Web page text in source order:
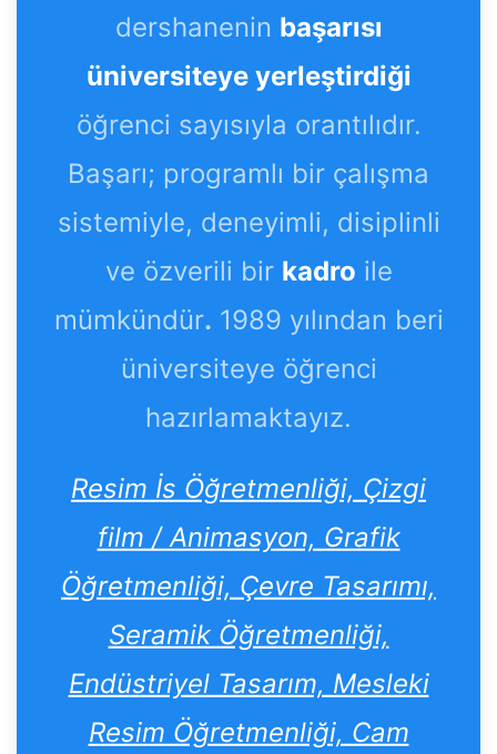
dershanenin başarısı
üniversiteye yerleştirdiği
öğrenci sayısıyla orantılıdır.
Başarı; programlı bir çalışma
sistemiyle, deneyimli, disiplinli
ve özverili bir kadro ile
mümkündür. 1989 yılından beri
üniversiteye öğrenci
hazırlamaktayız.
Resim İs Öğretmenliği, Çizgi
film / Animasyon, Grafik
Öğretmenliği, Çevre Tasarımı,
Seramik Öğretmenliği,
Endüstriyel Tasarım, Mesleki
Resim Öğretmenliği, Cam